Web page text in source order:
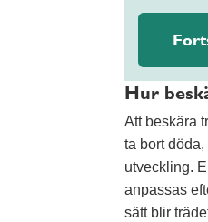
Hur
Att beskära
ta bort
utveckling.
anpassas
sätt blir